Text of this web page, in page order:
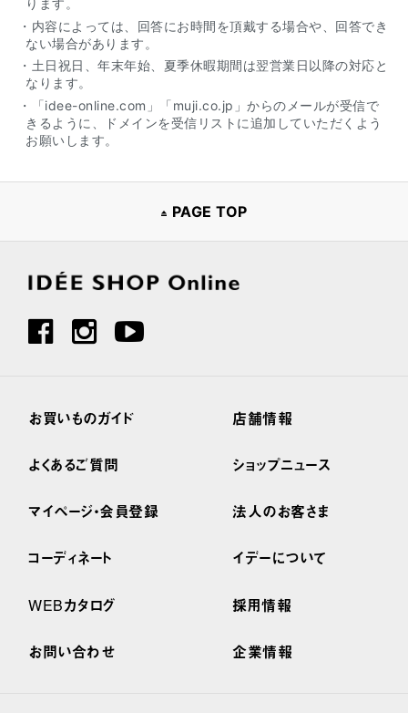
ります。
・内容によっては、回答にお時間を頂戴する場合や、回答でき
ない場合があります。
・土日祝日、年末年始、夏季休暇期間は翌営業日以降の対応と
なります。
・「idee-online.com」「muji.co.jp」からのメールが受信で
きるように、ドメインを受信リストに追加していただくよう
お願いします。
PAGE TOP
お買いものガイド
よくあるご質問
マイページ・会員登録
コーディネート
WEBカタログ
お問い合わせ
店舗情報
ショップニュース
法人のお客さま
イデーについて
採用情報
企業情報